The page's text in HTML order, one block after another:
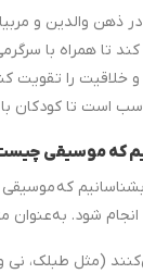
ذهن والدین و
تا همراه با
را تقویت
است تا کودکان با
که موسیقی
شود. به‌عنوان
(مثل طبلک،